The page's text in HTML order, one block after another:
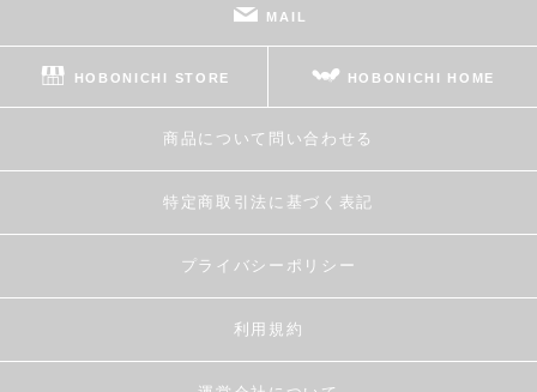
MAIL
HOBONICHI STORE HOBONICHI HOME
商品について問い合わせる
特定商取引法に基づく表記
プライバシーポリシー
利用規約